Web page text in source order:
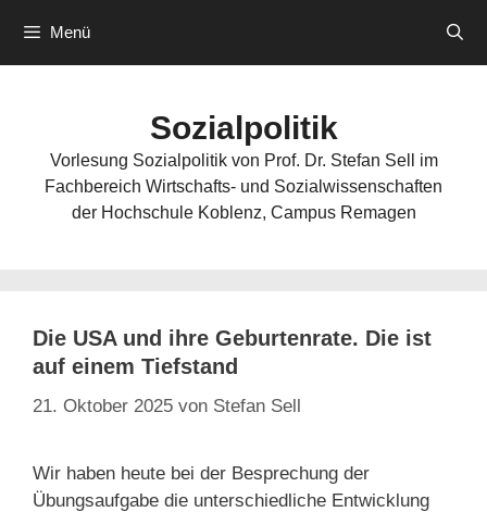
Inhalt
springen
Menü
Sozialpolitik
Vorlesung Sozialpolitik von Prof. Dr. Stefan Sell im
Fachbereich Wirtschafts- und Sozialwissenschaften
der Hochschule Koblenz, Campus Remagen
Die USA und ihre Geburtenrate. Die ist
auf einem Tiefstand
21. Oktober 2025 von Stefan Sell
Wir haben heute bei der Besprechung der
Übungsaufgabe die unterschiedliche Entwicklung